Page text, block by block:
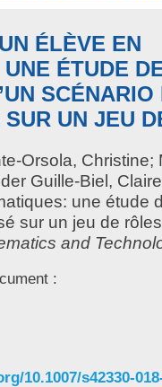
ÉLÈVE EN
ÉTUDE
SCÉNARIO
UN JEU
Orsola, Christine;
Guille-Biel, Claire
une étude
sur un jeu de
and
:
10.1007/s42330-